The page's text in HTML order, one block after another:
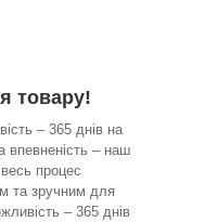
товару!
– 365 днів на
впевненість – наш
процес
та зручним для
– 365 днів